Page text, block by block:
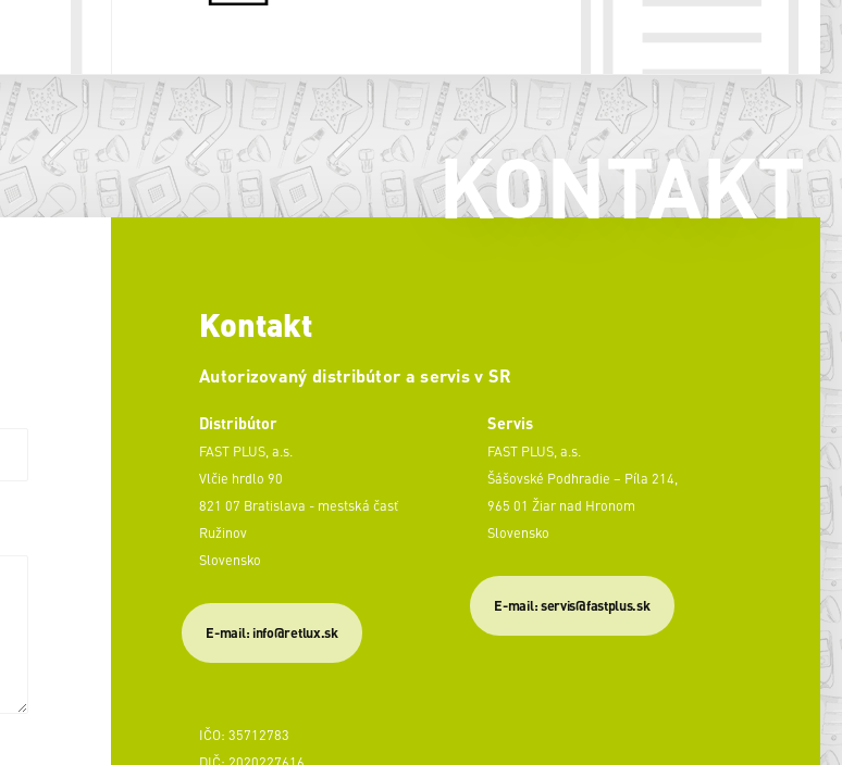
KONTAKT
Kontakt
Autorizovaný distribútor a servis v SR
Distribútor
FAST PLUS, a.s.
Vlčie hrdlo 90
821 07 Bratislava - mestská časť
Ružinov
Slovensko
E-mail: info@retlux.sk
IČO: 35712783
Servis
FAST PLUS, a.s.
Šášovské Podhradie – Píla 214,
965 01 Žiar nad Hronom
Slovensko
​E-mail: servis@fastplus.sk